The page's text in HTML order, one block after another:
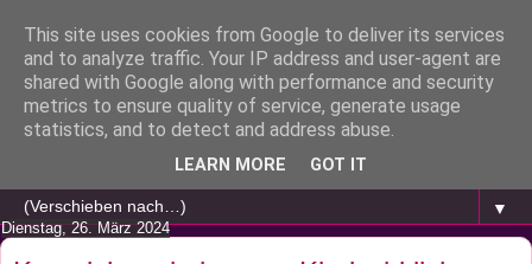
▼
Dienstag, 26. März 2024
This site uses cookies from Google to deliver its services
and to analyze traffic. Your IP address and user-agent are
shared with Google along with performance and security
metrics to ensure quality of service, generate usage
statistics, and to detect and address abuse.
LEARN MORE GOT IT